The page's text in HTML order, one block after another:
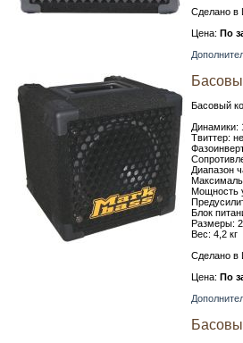
Сделано в
Цена: По
Басовый
Динамики:
Твиттер:
Диапазон
Мощность
Блок
Размеры:
Вес: 4,2 кг
Сделано в
Цена: По